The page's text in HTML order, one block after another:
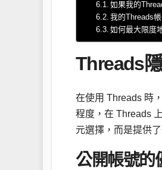
如果我的
我的Threads
如何最大限度
Threads
在使用 Threads 時
程度，在 Threads
元選擇，而是提供
公開帳號的